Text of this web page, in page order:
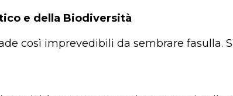
e della Biodiversità
così imprevedibili da sembrare